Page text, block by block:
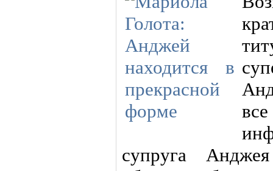
супруга